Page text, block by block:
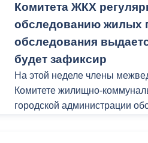
Комитета ЖКХ
обследованию жилых
обследования
будет зафиксир
На этой неделе члены
Комитете жилищно-
городской администрации